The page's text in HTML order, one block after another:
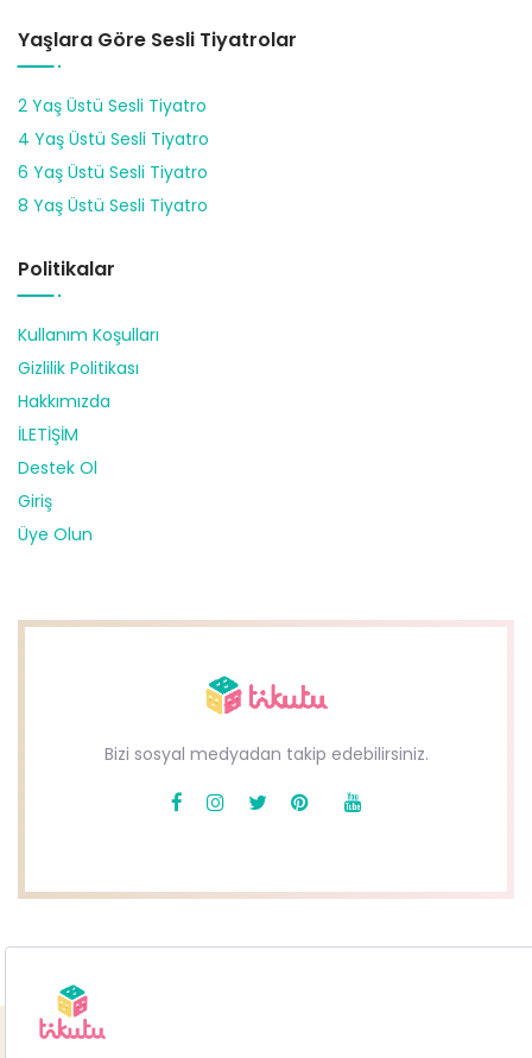
Yaşlara Göre Sesli Tiyatrolar
2 Yaş Üstü Sesli Tiyatro
4 Yaş Üstü Sesli Tiyatro
6 Yaş Üstü Sesli Tiyatro
8 Yaş Üstü Sesli Tiyatro
Politikalar
Kullanım Koşulları
Gizlilik Politikası
Hakkımızda
İLETİŞİM
Destek Ol
Giriş
Üye Olun
Bizi sosyal medyadan takip edebilirsiniz.